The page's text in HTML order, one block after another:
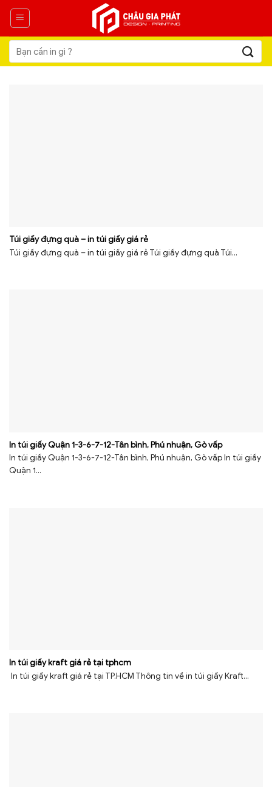
Skip
content
Tìm
kiếm:
Túi giấy đựng quà – in túi giấy giá rẻ
Túi giấy đựng quà – in túi giấy giá rẻ Túi giấy đựng quà Túi...
In túi giấy Quận 1-3-6-7-12-Tân bình, Phú nhuận, Gò vấp
In túi giấy Quận 1-3-6-7-12-Tân bình, Phú nhuận, Gò vấp In túi giấy
Quận 1...
In túi giấy kraft giá rẻ tại tphcm
In túi giấy kraft giá rẻ tại TP.HCM Thông tin về in túi giấy Kraft...